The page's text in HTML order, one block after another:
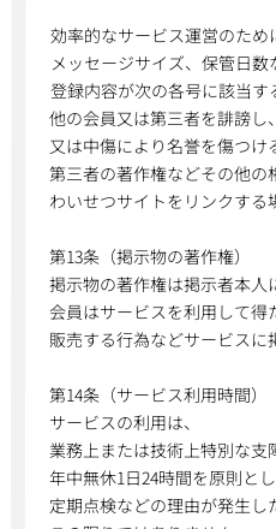
効率的なサービス運営のため
メッセージサイズ、保管日数
登録内容が次の各号に該当
他の会員又は第三者を誹謗し、
又は中傷により名誉を傷つ
第三者の著作権などその他
わいせつサイトをリンクす
第13条（掲示物の著作権）
掲示物の著作権は掲示者本人
会員はサービスを利用して得
販売する行為などサービス
第14条（サービス利用時間）
サービスの利用は、
業務上または技術上特別な支
年中無休1日24時間を原則とし
定期点検などの理由が発生し